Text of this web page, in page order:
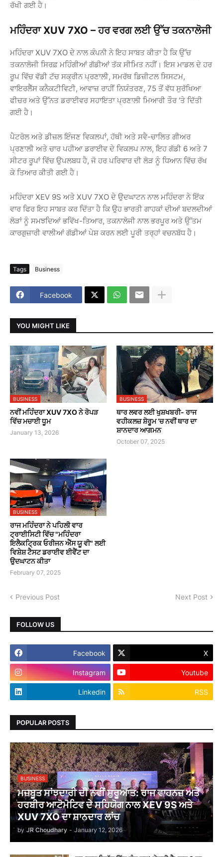
ਰੱਖੀ ਗਈ ਹੈ।
ਮਹਿੰਦਰਾ XUV 7XO – ਹਰ ਵਰਗ ਲਈ ਉੱਚ ਤਕਨਾਲੋਜੀ
ਮਹਿੰਦਰਾ XUV 7XO ਦੇ ਨਾਲ ਕੰਪਨੀ ਨੇ ਇਹ ਸਾਬਤ ਕੀਤਾ ਹੈ ਕਿ ਉੱਚ
ਤਕਨਾਲੋਜੀ ਸਿਰਫ਼ ਮਹਿੰਗੀਆਂ ਗੱਡੀਆਂ ਤੱਕ ਸੀਮਿਤ ਨਹੀਂ। ਇਸ ਮਾਡਲ ਦੇ ਹਰ
ਰੂਪ ਵਿੱਚ ਵੱਡੀ ਟੱਚ ਸਕ੍ਰੀਨ ਪ੍ਰਣਾਲੀ, ਸਮਰੱਥ ਡਿਜ਼ੀਟਲ ਸਿਸਟਮ,
ਵਾਇਰਲੈੱਸ ਕਨੈਕਟੀਵਿਟੀ, ਆਵਾਜ਼ ਰਾਹੀਂ ਨਿਯੰਤਰਣ, 75 ਤੋਂ ਵੱਧ ਸੁਰੱਖਿਆ
ਫੀਚਰ ਅਤੇ ਉੱਨਤ ਡਰਾਈਵਰ ਸਹਾਇਤਾ ਪ੍ਰਣਾਲੀ ਮਿਆਰੀ ਤੌਰ ‘ਤੇ ਦਿੱਤੀ
ਗਈ ਹੈ।
ਪੈਟਰੋਲ ਅਤੇ ਡੀਜ਼ਲ ਇੰਜਣ ਵਿਕਲਪਾਂ, ਹੱਥੀ ਅਤੇ ਸਵੈ-ਚਾਲਿਤ ਗੀਅਰ
ਪ੍ਰਣਾਲੀ ਅਤੇ ਚਾਰ ਪਹੀਆ ਡਰਾਈਵ ਦੇ ਵਿਕਲਪ ਨਾਲ, ਇਹ ਗੱਡੀ 6 ਅਤੇ 7
ਸੀਟਰ ਰੂਪਾਂ ਵਿੱਚ ਉਪਲਬਧ ਹੈ, ਜੋ ਹਰ ਪਰਿਵਾਰ ਦੀ ਲੋੜ ਨੂੰ ਧਿਆਨ ਵਿੱਚ ਰੱਖ
ਕੇ ਤਿਆਰ ਕੀਤੀ ਗਈ ਹੈ।
ਮਹਿੰਦਰਾ XEV 9S ਅਤੇ XUV 7XO ਦੇ ਉਦਘਾਟਨ ਨਾਲ ਮਹਿੰਦਰਾ ਨੇ ਇੱਕ
ਵਾਰ ਫਿਰ ਇਹ ਸਾਬਤ ਕਰ ਦਿੱਤਾ ਹੈ ਕਿ ਉਹ ਭਾਰਤੀ ਗਾਹਕਾਂ ਦੀਆਂ ਬਦਲਦੀਆਂ
ਲੋੜਾਂ ਨੂੰ ਸਮਝਦਿਆਂ ਭਵਿੱਖ-ਤਿਆਰ, ਤਕਨਾਲੋਜੀ ਨਾਲ ਭਰਪੂਰ ਅਤੇ ਉੱਤਮ
ਕਾਰਗੁਜ਼ਾਰੀ ਵਾਲੀਆਂ ਗੱਡੀਆਂ ਪੇਸ਼ ਕਰਨ ਲਈ ਪੂਰੀ ਤਰ੍ਹਾਂ ਵਚਨਬੱਧ ਹੈ।
Tags Business
Facebook
YOU MIGHT LIKE
BUSINESS
ਨਵੀਂ ਮਹਿੰਦਰਾ XUV 7XO ਨੇ ਰੋਪੜ
ਵਿੱਚ ਮਚਾਈ ਧੂਮ
January 13, 2026
BUSINESS
ਥਾਰ ਲਵਰ ਲਈ ਖੁਸ਼ਖਬਰੀ- ਰਾਜ
ਵਹੀਕਲਜ਼ ਸ਼ੋਰੂਮ ‘ਚ ਨਵੀਂ ਥਾਰ ਦਾ
ਸ਼ਾਨਦਾਰ ਆਗਮਨ
October 07, 2025
BUSINESS
ਰਾਜ ਮਹਿੰਦਰਾ ਨੇ ਪਹਿਲੀ ਵਾਰ
ਟ੍ਰਾਈਸਿਟੀ ਵਿੱਚ "ਮਹਿੰਦਰਾ
ਇਲੈਕਟ੍ਰਿਕ ਓਰੀਜਨ ਐੱਸ ਯੂ ਵੀ" ਲਈ
ਵਿਸ਼ੇਸ਼ ਟੈਸਟ ਡਰਾਈਵ ਈਵੈਂਟ ਦਾ
ਉਦਘਾਟਨ ਕੀਤਾ
February 07, 2025
Previous Post Next Post
FOLLOW US
Facebook X
Instagram Youtube
Linkedin RSS
POPULAR POSTS
BUSINESS
ਮਜ਼ਬੂਤ ਸਾਂਝਦਾਰੀ ਦੀ ਨਵੀਂ ਸ਼ੁਰੂਆਤ: ਰਾਜ ਵਾਹਨਜ਼ ਅਤੇ
ਹਰਬੀਰ ਆਟੋਮੋਟਿਵ ਦੇ ਸਹਿਯੋਗ ਨਾਲ XEV 9S ਅਤੇ
XUV 7XO ਦਾ ਸ਼ਾਨਦਾਰ ਲਾਂਚ
by JR Choudhary - January 12, 2026